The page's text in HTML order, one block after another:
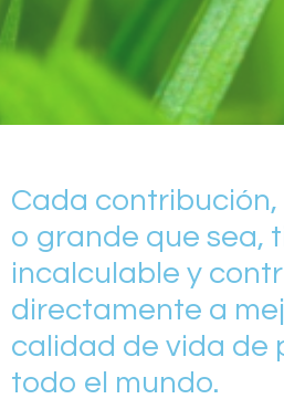
Cada
o grande que sea,
incalculable y
directamente a
calidad de vida de
todo el mundo.